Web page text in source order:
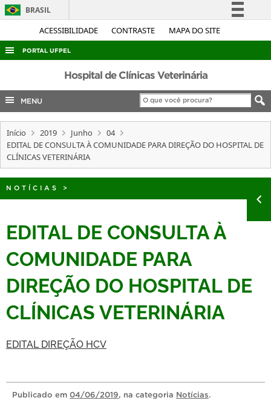
ACESSIBILIDADE CONTRASTE MAPA DO SITE
BRASIL
Simplifique!
Legislação
Canais
PORTAL UFPEL
ACESSO À INFORMAÇÃO
AUDITORIA
COBALTO
CONCURSOS
EDITAIS
TELEFONES
Hospital de Clínicas Veterinária
MENU
Início 2019 Junho
04
EDITAL DE CONSULTA À COMUNIDADE PARA DIREÇÃO DO HOSPITAL DE
CLÍNICAS VETERINÁRIA
NOTÍCIAS >
EDITAL DE CONSULTA À
COMUNIDADE PARA
DIREÇÃO DO HOSPITAL DE
CLÍNICAS VETERINÁRIA
EDITAL DIREÇÃO HCV
Publicado em 04/06/2019, na categoria Notícias.